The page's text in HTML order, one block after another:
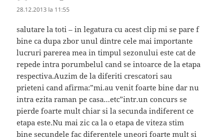
28.12.2013 la 11:55
salutare la toti – in legatura cu acest clip mi se pare f
bine ca dupa zbor unul dintre cele mai importante
lucruri parerea mea in timpul sezonului este cat de
repede intra porumbelul cand se intoarce de la etapa
respectiva.Auzim de la diferiti crescatori sau
prieteni cand afirma:”mi.au venit foarte bine dar nu
intra ezita raman pe casa…etc”intr.un concurs se
pierde foarte mult chiar si la secunda indiferent ce
etapa este.Nu mai zic ca la o etapa de viteza stim
bine secundele fac diferentele uneori foarte mult si